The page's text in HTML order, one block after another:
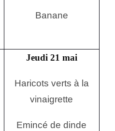
Banane
Jeudi 21 mai
Haricots verts à la
vinaigrette
Emincé de dinde